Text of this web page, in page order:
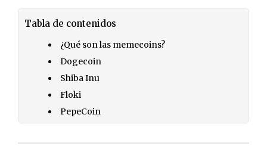
Tabla de contenidos
¿Qué son las memecoins?
Dogecoin
Shiba Inu
Floki
PepeCoin